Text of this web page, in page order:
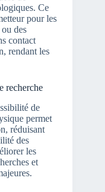
Ce
pour les
des
contact
rendant les
recherche
de
permet
réduisant
des
les
et